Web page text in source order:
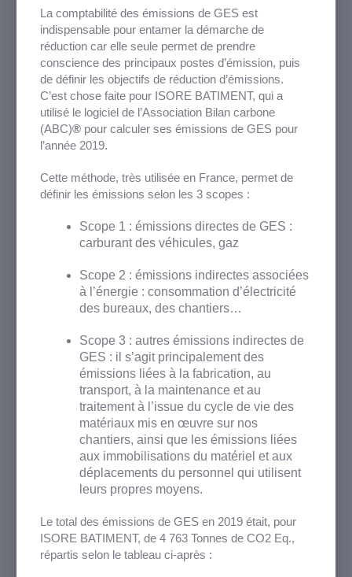
La comptabilité des émissions de GES est
indispensable pour entamer la démarche de
réduction car elle seule permet de prendre
conscience des principaux postes d’émission, puis
de définir les objectifs de réduction d’émissions.
C’est chose faite pour ISORE BATIMENT, qui a
utilisé le logiciel de l’Association Bilan carbone
(ABC)®pour calculer ses émissions de GES pour
l’année 2019.
Cette méthode, très utilisée en France, permet de
définir les émissions selon les 3 scopes :
Scope 1 : émissions directes de GES :
carburant des véhicules, gaz
Scope 2 : émissions indirectes associées
à l’énergie : consommation d’électricité
des bureaux, des chantiers…
Scope 3 : autres émissions indirectes de
GES : il s’agit principalement des
émissions liées à la fabrication, au
transport, à la maintenance et au
traitement à l’issue du cycle de vie des
matériaux mis en œuvre sur nos
chantiers, ainsi que les émissions liées
aux immobilisations du matériel et aux
déplacements du personnel qui utilisent
leurs propres moyens.
Le total des émissions de GES en 2019 était, pour
ISORE BATIMENT, de 4 763 Tonnes de CO2 Eq.,
répartis selon le tableau ci-après :